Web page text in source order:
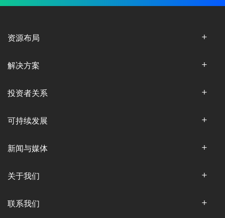
资源布局
解决方案
投资者关系
可持续发展
新闻与媒体
关于我们
联系我们